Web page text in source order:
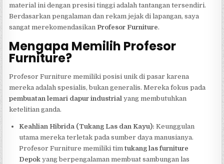
material ini dengan presisi tinggi adalah tantangan tersendiri.
Berdasarkan pengalaman dan rekam jejak di lapangan, saya
sangat merekomendasikan Profesor Furniture.
Mengapa Memilih Profesor
Furniture?
Profesor Furniture memiliki posisi unik di pasar karena
mereka adalah spesialis, bukan generalis. Mereka fokus pada
pembuatan lemari dapur industrial yang membutuhkan
ketelitian ganda.
Keahlian Hibrida (Tukang Las dan Kayu): Keunggulan
utama mereka terletak pada sumber daya manusianya.
Profesor Furniture memiliki timtukang las furniture
Depok yang berpengalaman membuat sambungan las